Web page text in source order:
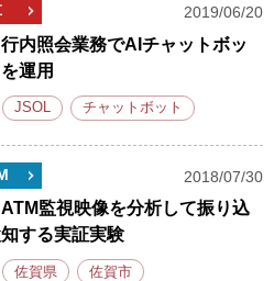
2019/06/20
内照会業務でAIチャットボッ
運用
JSOL チャットボット
2018/07/30
監視映像を分析して振り込
する実証実験
佐賀県 佐賀市